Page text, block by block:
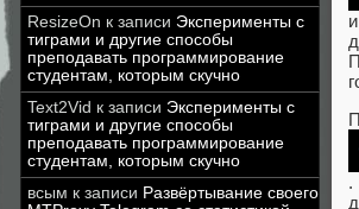
ResizeOn к записи Эксперименты с
тиграми и другие способы
преподавать программирование
студентам, которым скучно
Text2Vid к записи Эксперименты с
тиграми и другие способы
преподавать программирование
студентам, которым скучно
всым к записи Развёртывание своего
.